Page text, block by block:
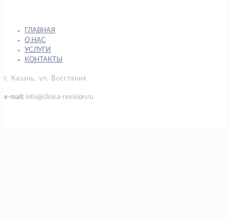
ГЛАВНАЯ
О НАС
УСЛУГИ
КОНТАКТЫ
г. Казань, ул. Восстания
e-mail: info@clinica-revision.ru